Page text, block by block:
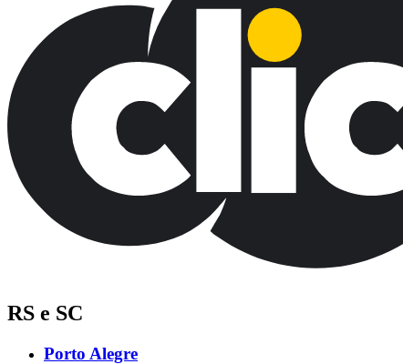
RS e SC
Porto Alegre